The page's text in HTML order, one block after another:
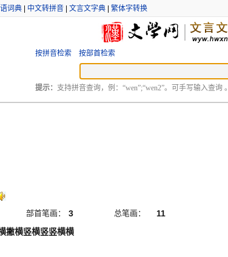
词典| 中文转拼音| 文言文字典| 繁体字转换
按拼音检索 按部首检索
提示： 支持拼音查询，例：“wen”;“wen2”。可手写输入查询 。
部首笔画： 3 总笔画： 11
撇横竖横竖竖横横